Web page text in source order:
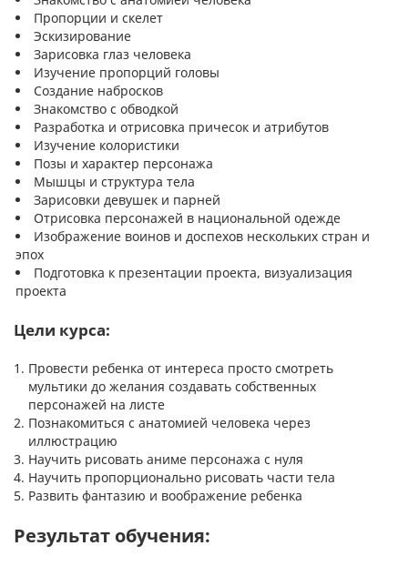
Пропорции и скелет
Эскизирование
Зарисовка глаз человека
Изучение пропорций головы
Создание набросков
Знакомство с обводкой
Разработка и отрисовка причесок и атрибутов
Изучение колористики
Позы и характер персонажа
Мышцы и структура тела
Зарисовки девушек и парней
Отрисовка персонажей в национальной одежде
Изображение воинов и доспехов нескольких стран и
эпох
Подготовка к презентации проекта, визуализация
проекта
Цели курса:
Провести ребенка от интереса просто смотреть
мультики до желания создавать собственных
персонажей на листе
Познакомиться с анатомией человека через
иллюстрацию
Научить рисовать аниме персонажа с нуля
Научить пропорционально рисовать части тела
Развить фантазию и воображение ребенка
Результат обучения: